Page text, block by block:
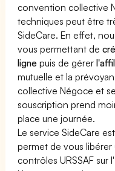
convention collective
techniques peut être
SideCare. En effet,
vous permettant de
ligne puis de gérer
mutuelle et la
collective Négoce et
souscription prend
place une journée.
Le service SideCare
permet de vous
contrôles URSSAF sur